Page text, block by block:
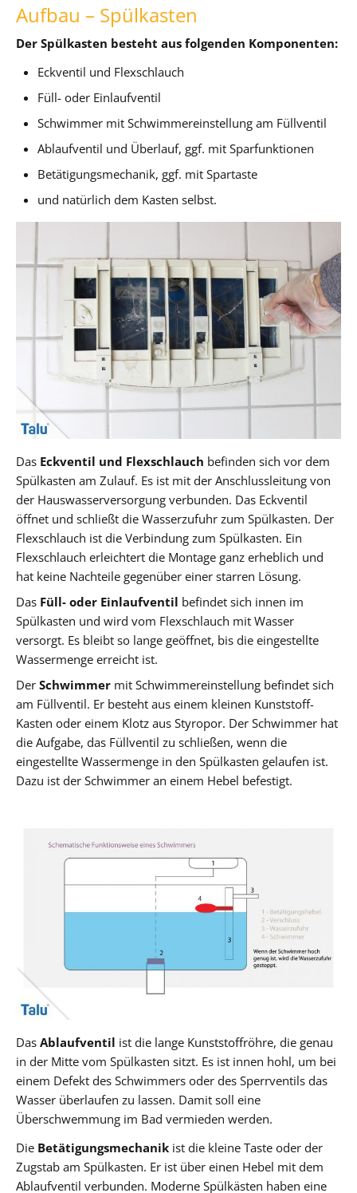
Aufbau – Spülkasten
Der Spülkasten besteht aus folgenden Komponenten:
Eckventil und Flexschlauch
Füll- oder Einlaufventil
Schwimmer mit Schwimmereinstellung am Füllventil
Ablaufventil und Überlauf, ggf. mit Sparfunktionen
Betätigungsmechanik, ggf. mit Spartaste
und natürlich dem Kasten selbst.
Das Eckventil und Flexschlauch befinden sich vor dem
Spülkasten am Zulauf. Es ist mit der Anschlussleitung von
der Hauswasserversorgung verbunden. Das Eckventil
öffnet und schließt die Wasserzufuhr zum Spülkasten. Der
Flexschlauch ist die Verbindung zum Spülkasten. Ein
Flexschlauch erleichtert die Montage ganz erheblich und
hat keine Nachteile gegenüber einer starren Lösung.
Das Füll- oder Einlaufventil befindet sich innen im
Spülkasten und wird vom Flexschlauch mit Wasser
versorgt. Es bleibt so lange geöffnet, bis die eingestellte
Wassermenge erreicht ist.
Der Schwimmer mit Schwimmereinstellung befindet sich
am Füllventil. Er besteht aus einem kleinen Kunststoff-
Kasten oder einem Klotz aus Styropor. Der Schwimmer hat
die Aufgabe, das Füllventil zu schließen, wenn die
eingestellte Wassermenge in den Spülkasten gelaufen ist.
Dazu ist der Schwimmer an einem Hebel befestigt.
Das Ablaufventil ist die lange Kunststoffröhre, die genau
in der Mitte vom Spülkasten sitzt. Es ist innen hohl, um bei
einem Defekt des Schwimmers oder des Sperrventils das
Wasser überlaufen zu lassen. Damit soll eine
Überschwemmung im Bad vermieden werden.
Die Betätigungsmechanik ist die kleine Taste oder der
Zugstab am Spülkasten. Er ist über einen Hebel mit dem
Ablaufventil verbunden. Moderne Spülkästen haben eine